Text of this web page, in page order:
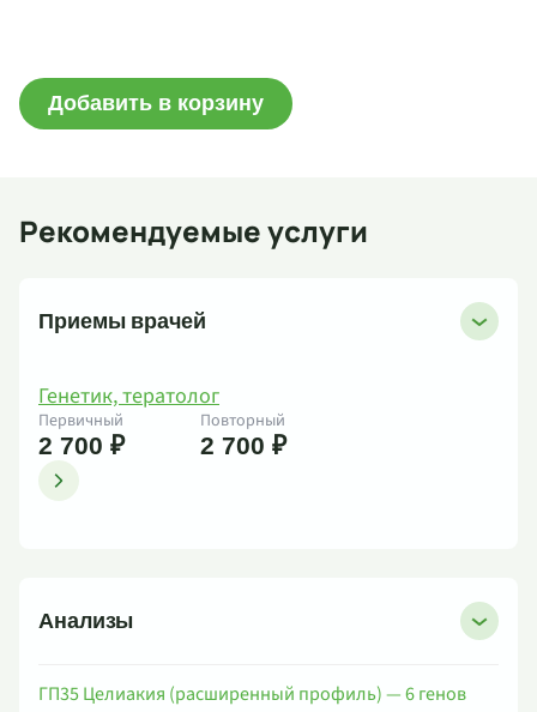
Добавить в корзину
Рекомендуемые услуги
Приемы врачей
Генетик, тератолог
Первичный
2 700 ₽
Повторный
2 700 ₽
Анализы
ГП35 Целиакия (расширенный профиль) — 6 генов